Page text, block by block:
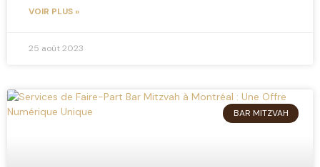
VOIR PLUS »
25 août 2023
BAR MITZVAH